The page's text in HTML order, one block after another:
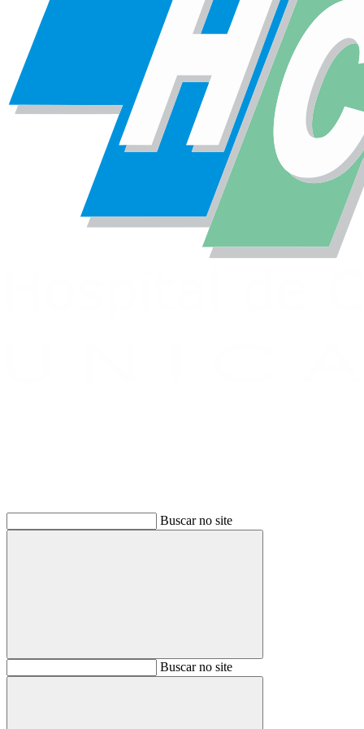
Buscar no site
BuscarBuscar no site